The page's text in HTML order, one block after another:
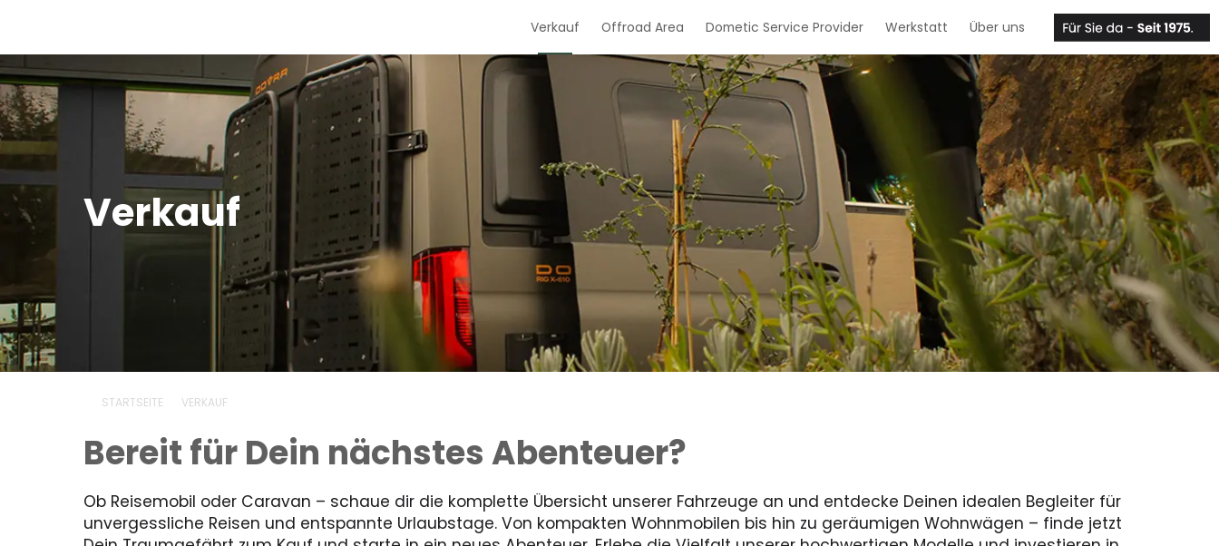
Verkauf Offroad Area Dometic Service Provider Werkstatt Über uns
Verkauf
STARTSEITE VERKAUF
Bereit für Dein nächstes Abenteuer?
Ob Reisemobil oder Caravan – schaue dir die komplette Übersicht unserer Fahrzeuge an und entdecke Deinen idealen Begleiter für
unvergessliche Reisen und entspannte Urlaubstage. Von kompakten Wohnmobilen bis hin zu geräumigen Wohnwägen – finde jetzt